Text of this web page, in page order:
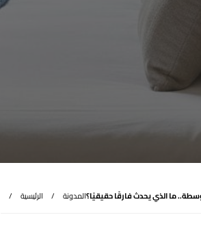
الرئيسية المدونةما الذي يحدث فارقًا حقيقيًا؟